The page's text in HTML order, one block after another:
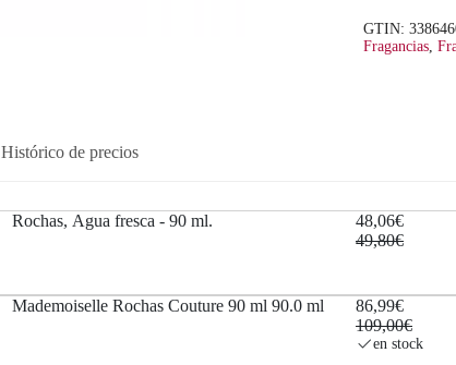
i
r
GTIN:
Fragancias,
Histórico de precios
Rochas, Agua fresca - 90 ml.
48,06€
49,80€
Mademoiselle Rochas Couture 90 ml 90.0 ml
86,99€
109,00€
en stock